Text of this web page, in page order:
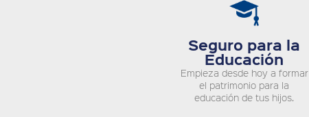
Seguro para la
Educación
Empieza desde hoy a formar
el patrimonio para la
educación de tus hijos.